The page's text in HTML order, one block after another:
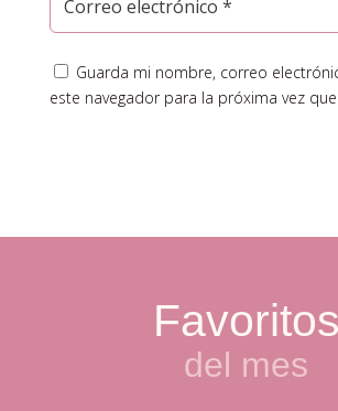
Guarda mi nombre, correo
este navegador para la próxima vez
Favoritos
del mes